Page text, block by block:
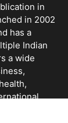
in
in 2002
has a
Indian
a wide